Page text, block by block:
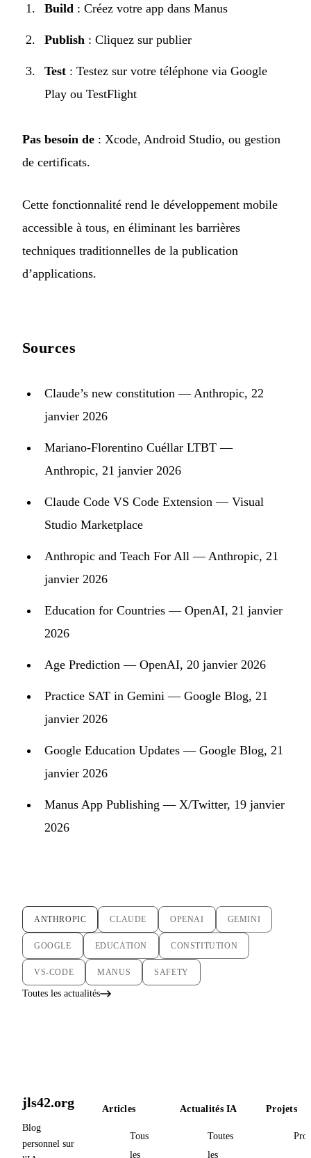
Build : Créez votre app dans Manus
Publish : Cliquez sur publier
Test : Testez sur votre téléphone via Google
Play ou TestFlight
Pas besoin de : Xcode, Android Studio, ou gestion
de certificats.
Cette fonctionnalité rend le développement mobile
accessible à tous, en éliminant les barrières
techniques traditionnelles de la publication
d’applications.
Sources
Claude’s new constitution — Anthropic, 22
janvier 2026
Mariano-Florentino Cuéllar LTBT —
Anthropic, 21 janvier 2026
Claude Code VS Code Extension — Visual
Studio Marketplace
Anthropic and Teach For All — Anthropic, 21
janvier 2026
Education for Countries — OpenAI, 21 janvier
2026
Age Prediction — OpenAI, 20 janvier 2026
Practice SAT in Gemini — Google Blog, 21
janvier 2026
Google Education Updates — Google Blog, 21
janvier 2026
Manus App Publishing — X/Twitter, 19 janvier
2026
ANTHROPIC CLAUDE OPENAI GEMINI
GOOGLE EDUCATION CONSTITUTION
VS-CODE MANUS SAFETY
Toutes les actualités
jls42.org
Blog
personnel sur
Articles
Tous
les
Actualités IA
Toutes
les
Projets